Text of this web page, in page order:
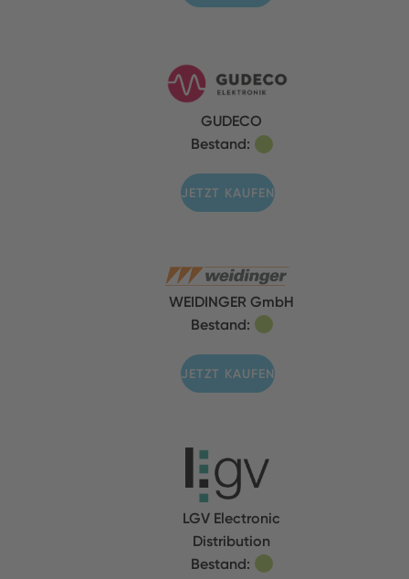
GUDECO
Bestand:
JETZT KAUFEN
WEIDINGER GmbH
Bestand:
JETZT KAUFEN
LGV Electronic
Distribution
Bestand: